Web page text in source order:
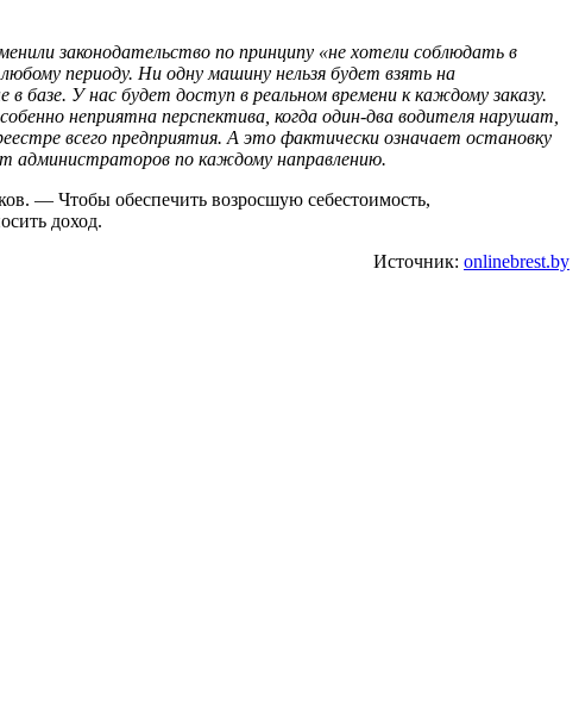
законодательство по принципу «не хотели соблюдать в
периоду. Ни одну машину нельзя будет взять на
У нас будет доступ в реальном времени к каждому заказу.
неприятна перспектива, когда один-два водителя нарушат,
всего предприятия. А это фактически означает остановку
администраторов по каждому направлению.
— Чтобы обеспечить возросшую себестоимость,
доход.
Источник: onlinebrest.by